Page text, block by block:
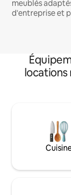
meublés
d'entreprise et